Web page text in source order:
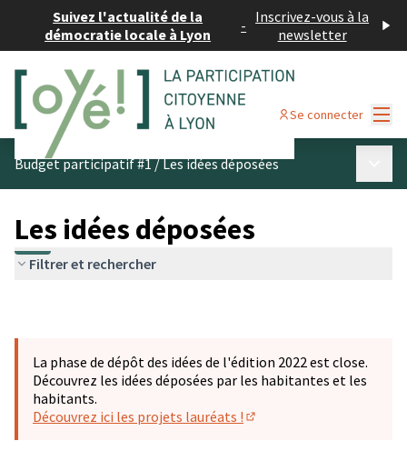
Suivez l'actualité de la
démocratie locale à Lyon
- Inscrivez-vous à la
newsletter
Se connecter
Budget participatif #1/Les idées déposées
Les idées déposées
Filtrer et rechercher
La phase de dépôt des idées de l'édition 2022 est close.
Découvrez les idées déposées par les habitantes et les
habitants.
Découvrez ici les projets lauréats !